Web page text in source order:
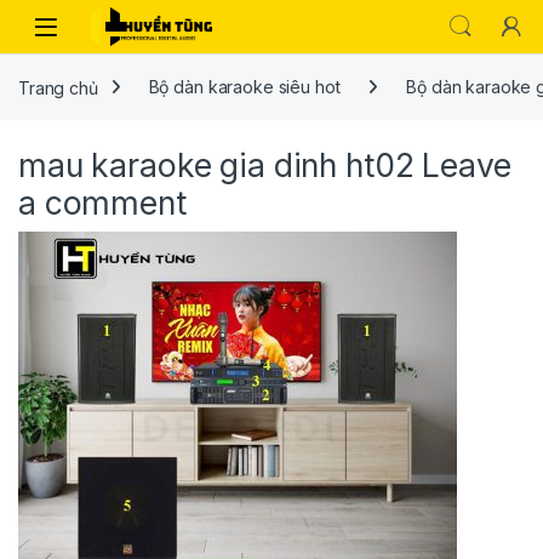
Trang chủ Bộ dàn karaoke siêu hot Bộ dàn karaoke
mau karaoke gia dinh ht02 Leave
a comment